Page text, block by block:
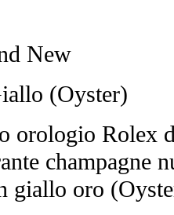
New
(Oyster)
orologio Rolex
champagne
giallo oro